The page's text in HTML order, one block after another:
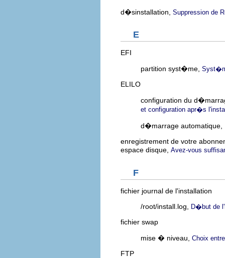
d�sinstallation, Suppression de
E
EFI
partition syst�me,
ELILO
configuration du
et configuration apr�s
d�marrage automatique,
enregistrement de votre
espace disque, Avez-vous
F
fichier journal de l'installation
/root/install.log, D�but de
fichier swap
mise � niveau, Choix
FTP